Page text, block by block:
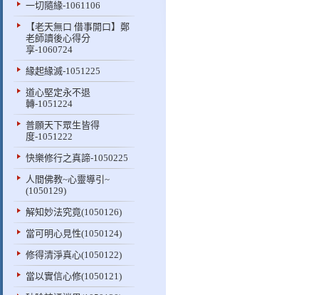
一切隨緣-1061106
【老天無口 借事開口】鄭
老師讀後心得分
享-1060724
緣起緣滅-1051225
道心堅定永不退
轉-1051224
普願天下眾生皆得
度-1051222
快樂修行之真諦-1050225
人間佛教~心靈導引~
(1050129)
解知妙法究竟(1050126)
當可明心見性(1050124)
修得清淨真心(1050122)
當以實信心修(1050121)